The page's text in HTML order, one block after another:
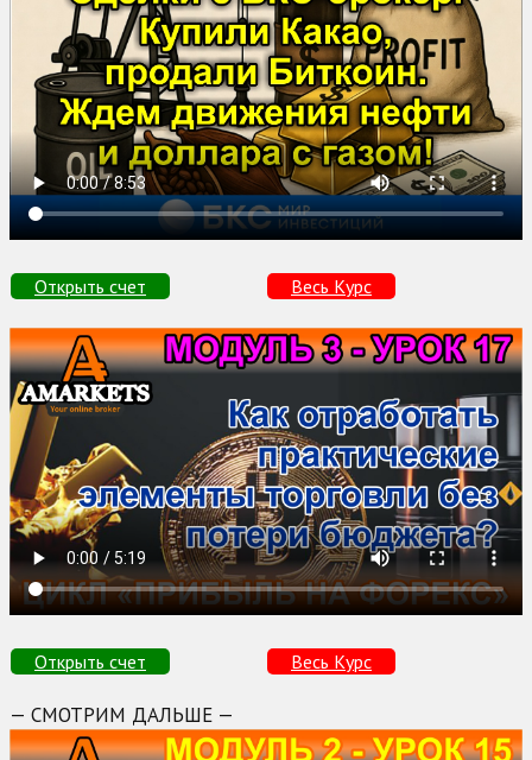
Открыть счет Весь Курс
Открыть счет Весь Курс
— СМОТРИМ ДАЛЬШЕ —